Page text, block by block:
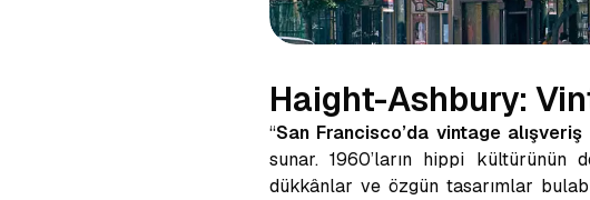
Haight-Ashbury:
“San Francisco’da vintage alışveriş
sunar. 1960’ların hippi
dükkânlar ve özgün tasarımlar